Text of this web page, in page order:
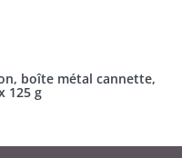
boîte métal cannette,
125 g